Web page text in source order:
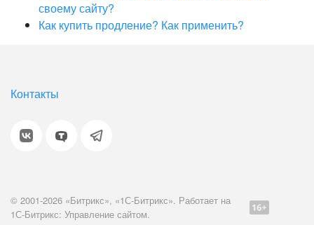
своему сайту?
Как купить продление? Как применить?
Контакты
© 2001-2026 «Битрикс», «1С-Битрикс». Работает на
1С-Битрикс: Управление сайтом.